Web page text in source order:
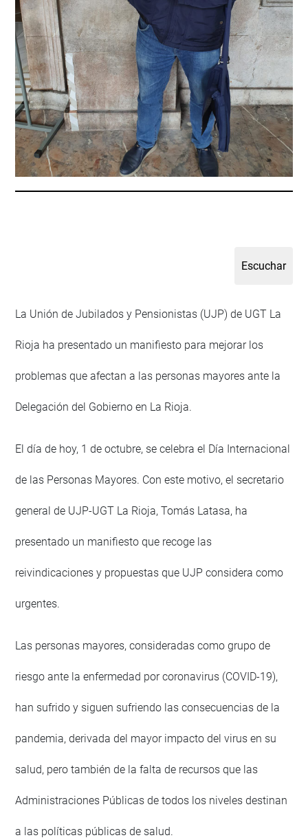
La Unión de Jubilados y Pensionistas (UJP) de UGT La
Rioja ha presentado un manifiesto para mejorar los
problemas que afectan a las personas mayores ante la
Delegación del Gobierno en La Rioja.
El día de hoy, 1 de octubre, se celebra el Día Internacional
de las Personas Mayores. Con este motivo, el secretario
general de UJP-UGT La Rioja, Tomás Latasa, ha
presentado un manifiesto que recoge las
reivindicaciones y propuestas que UJP considera como
urgentes.
Las personas mayores, consideradas como grupo de
riesgo ante la enfermedad por coronavirus (COVID-19),
han sufrido y siguen sufriendo las consecuencias de la
pandemia, derivada del mayor impacto del virus en su
salud, pero también de la falta de recursos que las
Administraciones Públicas de todos los niveles destinan
a las políticas públicas de salud.